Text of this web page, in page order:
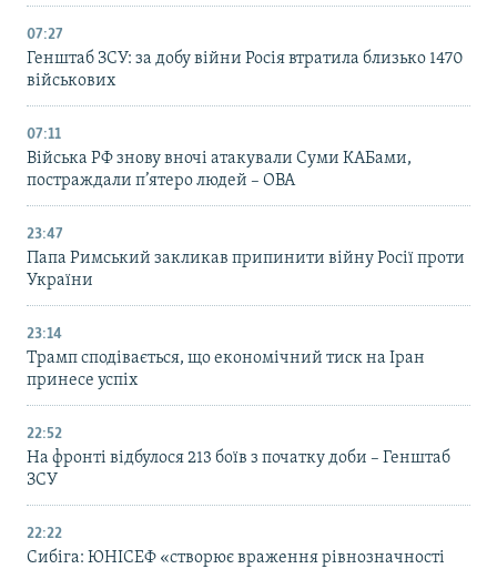
07:27
Генштаб ЗСУ: за добу війни Росія втратила близько 1470
військових
07:11
Війська РФ знову вночі атакували Суми КАБами,
постраждали п’ятеро людей – ОВА
23:47
Папа Римський закликав припинити війну Росії проти
України
23:14
Трамп сподівається, що економічний тиск на Іран
принесе успіх
22:52
На фронті відбулося 213 боїв з початку доби – Генштаб
ЗСУ
22:22
Сибіга: ЮНІСЕФ «створює враження рівнозначності